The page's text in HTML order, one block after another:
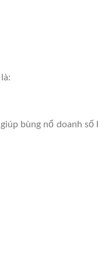
bùng nổ doanh số